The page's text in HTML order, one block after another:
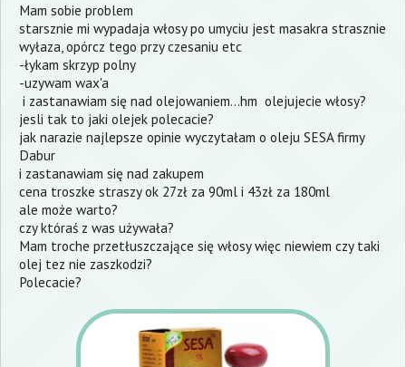
Mam sobie problem
starsznie mi wypadaja włosy po umyciu jest masakra strasznie
wyłaza, opórcz tego przy czesaniu etc
-łykam skrzyp polny
-uzywam wax'a
i zastanawiam się nad olejowaniem...hm olejujecie włosy?
jesli tak to jaki olejek polecacie?
jak narazie najlepsze opinie wyczytałam o oleju SESA firmy
Dabur
i zastanawiam się nad zakupem
cena troszke straszy ok 27zł za 90ml i 43zł za 180ml
ale może warto?
czy któraś z was używała?
Mam troche przetłuszczające się włosy więc niewiem czy taki
olej tez nie zaszkodzi?
Polecacie?